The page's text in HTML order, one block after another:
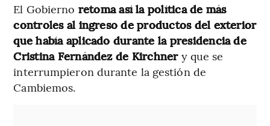
El Gobierno retoma así la política de más
controles al ingreso de productos del exterior
que había aplicado durante la presidencia de
Cristina Fernández de Kirchnery que se
interrumpieron durante la gestión de
Cambiemos.